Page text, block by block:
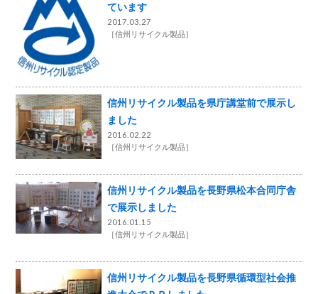
ています
2017.03.27
［信州リサイクル製品］
信州リサイクル製品を県庁講堂前で展示し
ました
2016.02.22
［信州リサイクル製品］
信州リサイクル製品を長野県松本合同庁舎
で展示しました
2016.01.15
［信州リサイクル製品］
信州リサイクル製品を長野県循環型社会推